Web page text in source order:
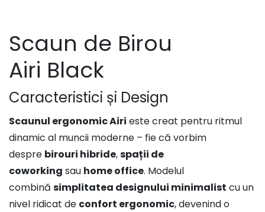
Scaun de Birou
Airi Black
Caracteristici și Design
Scaunul ergonomic Airi este creat pentru ritmul
dinamic al muncii moderne – fie că vorbim
despre birouri hibride,spații de
coworking sau home office. Modelul
combină simplitatea designului minimalist cu un
nivel ridicat de confort ergonomic, devenind o